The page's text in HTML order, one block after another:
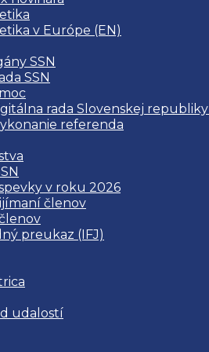
v Európe (EN)
SSN
SSN
rada Slovenskej republiky
referenda
v roku 2026
členov
preukaz (IFJ)
udalostí